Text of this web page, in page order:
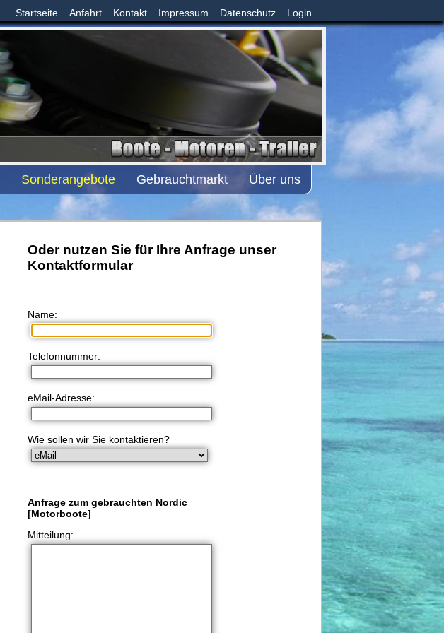
Startseite Anfahrt Kontakt Impressum Datenschutz Login
Sonderangebote Gebrauchtmarkt Über uns
Oder nutzen Sie für Ihre Anfrage unser
Kontaktformular
Name:
Telefonnummer:
eMail-Adresse:
Wie sollen wir Sie kontaktieren?
Anfrage zum gebrauchten Nordic
[Motorboote]
Mitteilung: